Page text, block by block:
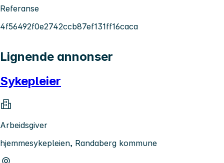
Referanse
4f56492f0e2742ccb87ef131ff16caca
Lignende annonser
Sykepleier
Arbeidsgiver
hjemmesykepleien, Randaberg kommune